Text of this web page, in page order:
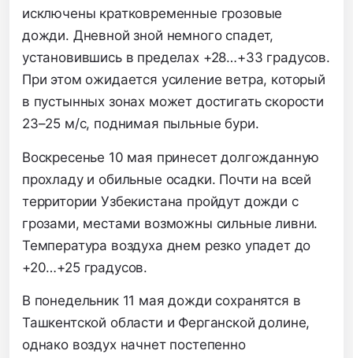
исключены кратковременные грозовые
дожди. Дневной зной немного спадет,
установившись в пределах +28…+33 градусов.
При этом ожидается усиление ветра, который
в пустынных зонах может достигать скорости
23–25 м/с, поднимая пыльные бури.
Воскресенье 10 мая принесет долгожданную
прохладу и обильные осадки. Почти на всей
территории Узбекистана пройдут дожди с
грозами, местами возможны сильные ливни.
Температура воздуха днем резко упадет до
+20…+25 градусов.
В понедельник 11 мая дожди сохранятся в
Ташкентской области и Ферганской долине,
однако воздух начнет постепенно